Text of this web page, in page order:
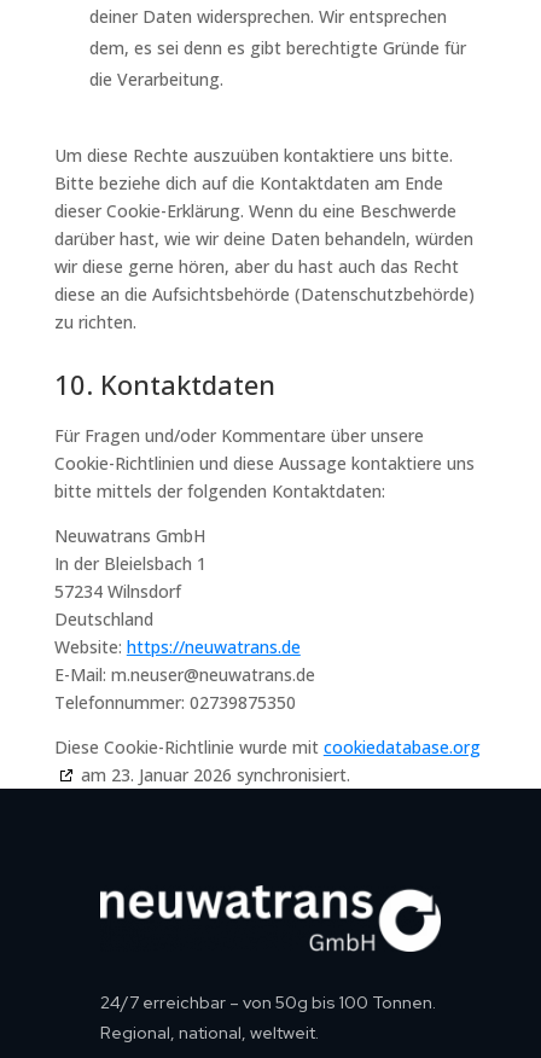
deiner Daten widersprechen. Wir entsprechen
dem, es sei denn es gibt berechtigte Gründe für
die Verarbeitung.
Um diese Rechte auszuüben kontaktiere uns bitte.
Bitte beziehe dich auf die Kontaktdaten am Ende
dieser Cookie-Erklärung. Wenn du eine Beschwerde
darüber hast, wie wir deine Daten behandeln, würden
wir diese gerne hören, aber du hast auch das Recht
diese an die Aufsichtsbehörde (Datenschutzbehörde)
zu richten.
10. Kontaktdaten
Für Fragen und/oder Kommentare über unsere
Cookie-Richtlinien und diese Aussage kontaktiere uns
bitte mittels der folgenden Kontaktdaten:
Neuwatrans GmbH
In der Bleielsbach 1
57234 Wilnsdorf
Deutschland
Website: https://neuwatrans.de
E-Mail: m.neuser@neuwatrans.de
Telefonnummer: 02739875350
Diese Cookie-Richtlinie wurde mit cookiedatabase.org
am 23. Januar 2026 synchronisiert.
24/7 erreichbar – von 50g bis 100 Tonnen.
Regional, national, weltweit.